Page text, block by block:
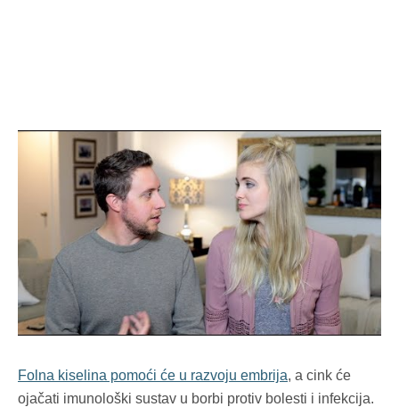
Folna kiselina pomoći će u razvoju embrija, a cink će
ojačati imunološki sustav u borbi protiv bolesti i infekcija.